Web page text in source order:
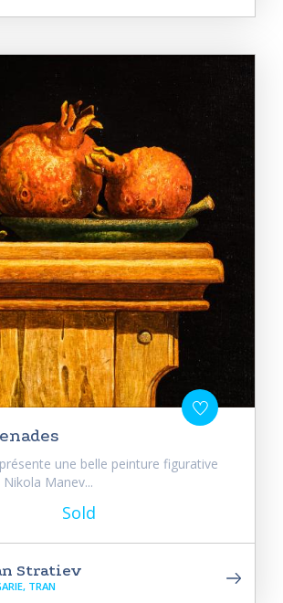
une belle peinture figurative
Manev...
Sold
Stratiev
TRAN